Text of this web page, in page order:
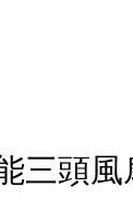
三頭